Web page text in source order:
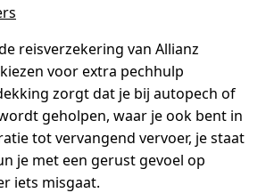
reisverzekering van Allianz
voor extra pechhulp
zorgt dat je bij autopech of
geholpen, waar je ook bent in
tot vervangend vervoer, je staat
je met een gerust gevoel op
iets misgaat.